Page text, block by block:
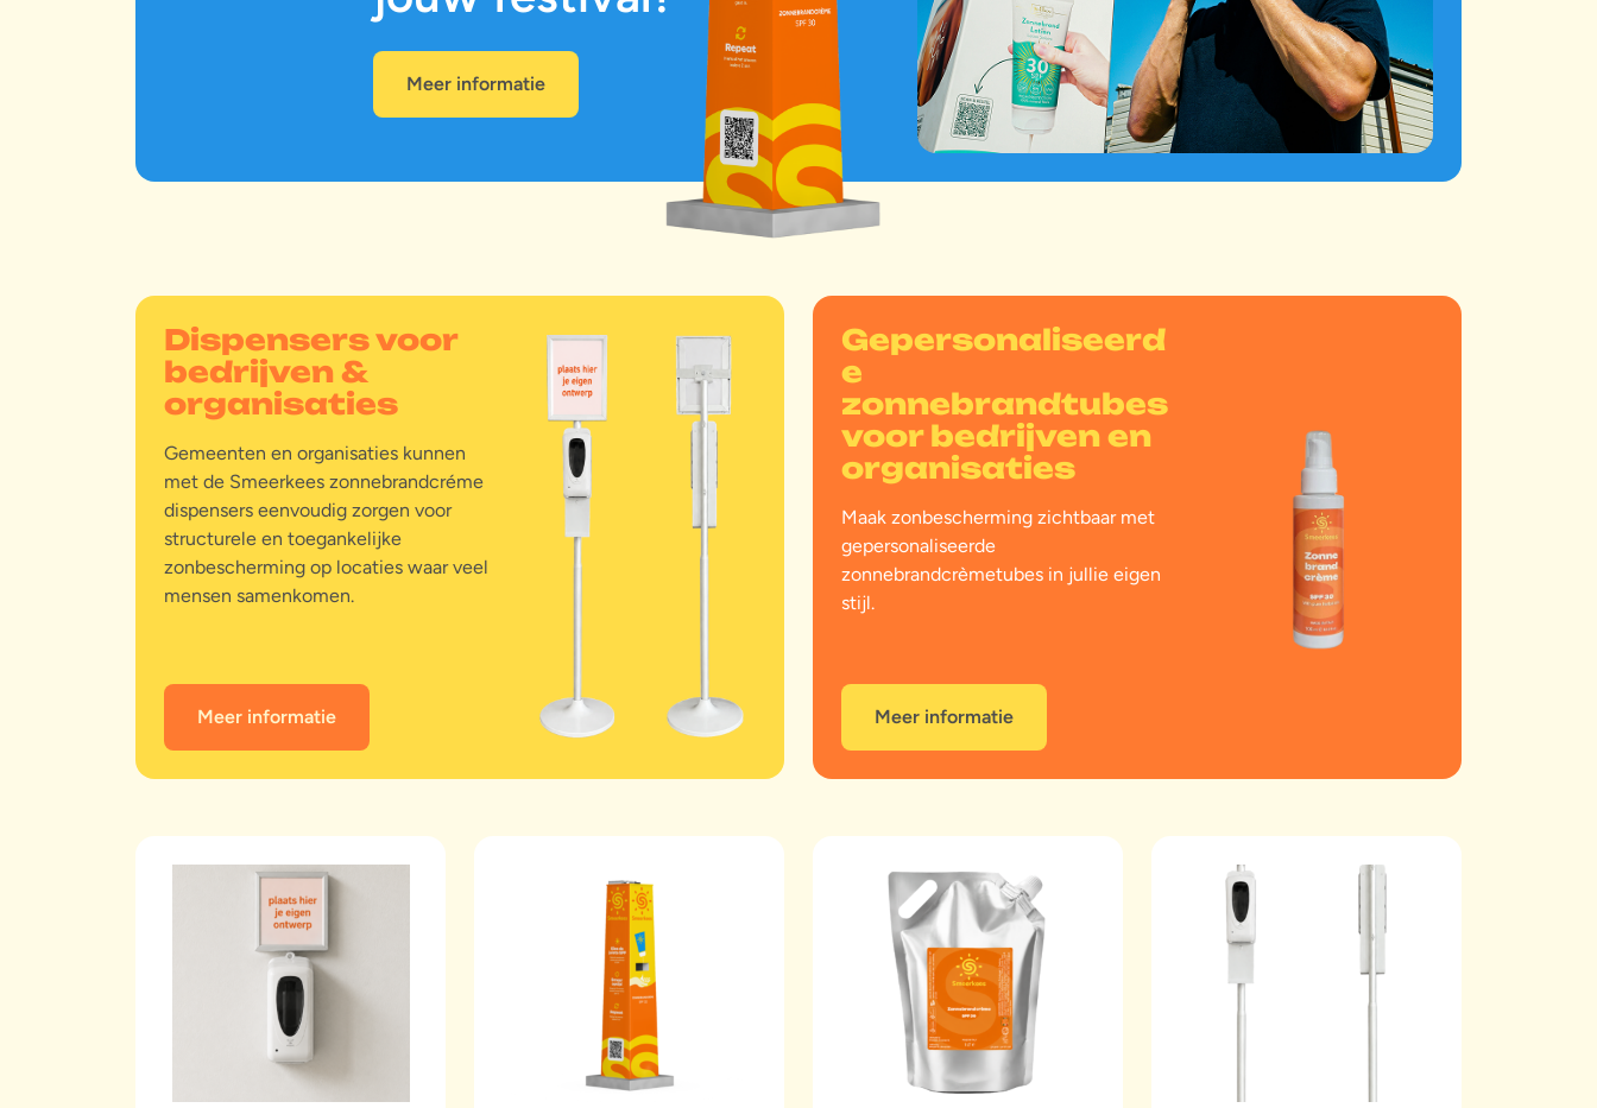
plein
Meer informatie
Dispensers voor
bedrijven &
organisaties
Gemeenten en organisaties kunnen
met de Smeerkees zonnebrandcréme
dispensers eenvoudig zorgen voor
structurele en toegankelijke
zonbescherming op locaties waar veel
mensen samenkomen.
Meer informatie
Gepersonaliseerd
e
zonnebrandtubes
voor bedrijven en
organisaties
Maak zonbescherming zichtbaar met
gepersonaliseerde
zonnebrandcrèmetubes in jullie eigen
stijl.
Meer informatie